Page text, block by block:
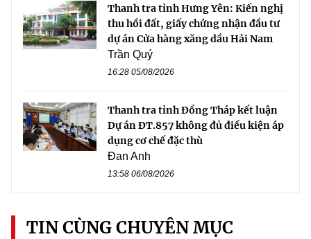
Thanh tra tỉnh Hưng Yên: Kiến nghị
thu hồi đất, giấy chứng nhận đầu tư
dự án Cửa hàng xăng dầu Hải Nam
Trần Quý
16:28 05/08/2026
Thanh tra tỉnh Đồng Tháp kết luận
Dự án ĐT.857 không đủ điều kiện áp
dụng cơ chế đặc thù
Đan Anh
13:58 06/08/2026
TIN CÙNG CHUYÊN MỤC